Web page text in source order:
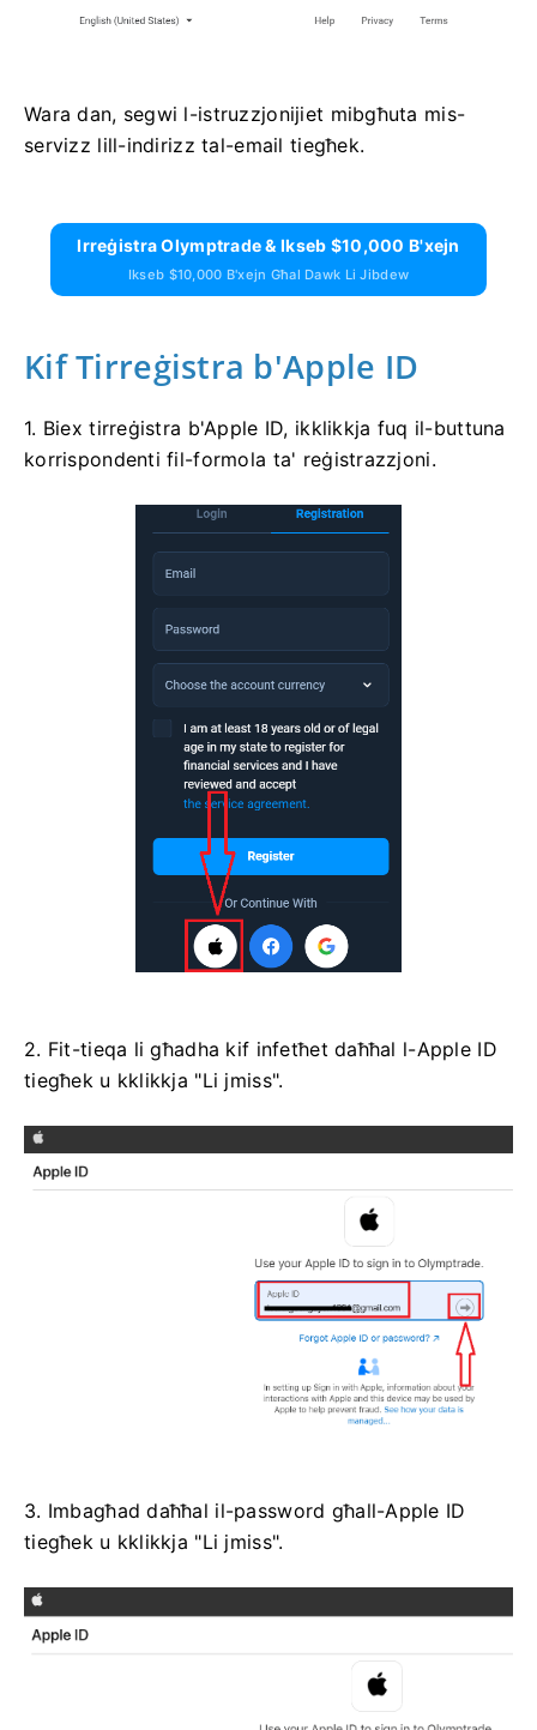
Wara dan, segwi l-istruzzjonijiet mibgħuta mis-
servizz lill-indirizz tal-email tiegħek.
Irreġistra Olymptrade & Ikseb $10,000 B'xejn
Ikseb $10,000 B'xejn Għal Dawk Li Jibdew
Kif Tirreġistra b'Apple ID
1. Biex tirreġistra b'Apple ID, ikklikkja fuq il-buttuna
korrispondenti fil-formola ta' reġistrazzjoni.
2. Fit-tieqa li għadha kif infetħet daħħal l-Apple ID
tiegħek u kklikkja "Li jmiss".
3. Imbagħad daħħal il-password għall-Apple ID
tiegħek u kklikkja "Li jmiss".